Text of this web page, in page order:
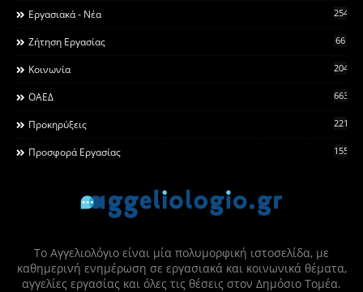
Εργασιακά - Νέα 2546
Ζήτηση Εργασίας 66
Κοινωνία 2044
ΟΑΕΔ 663
Προκηρύξεις 2215
Προσφορά Εργασίας 155
Το Αγγελιολόγιο είναι μία πολυμορφική ιστοσελίδα, με
καθημερινή ενημέρωση σε εργασιακά και κοινωνικά θέματα,
αγγελίες εργασίας και όλες τις θέσεις στον Δημόσιο Τομέα.